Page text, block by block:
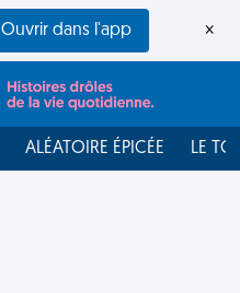
Ouvrir dans l'app ×
ALÉATOIRE ÉPICÉE LE